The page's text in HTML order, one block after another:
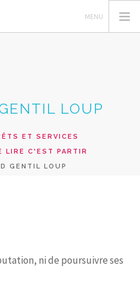
LOUP
ET SERVICES
LIRE C'EST PARTIR
GENTIL LOUP
ni de poursuivre ses